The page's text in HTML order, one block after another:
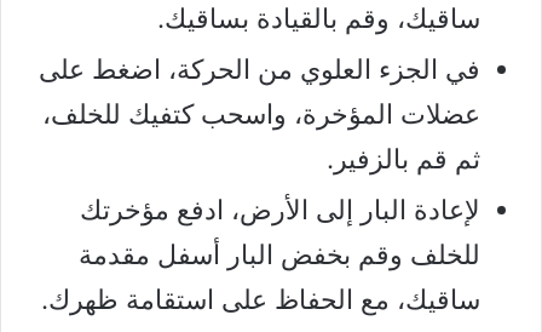
ساقيك، وقم بالقيادة بساقيك.
في الجزء العلوي من الحركة، اضغط على
عضلات المؤخرة، واسحب كتفيك للخلف،
ثم قم بالزفير.
لإعادة البار إلى الأرض، ادفع مؤخرتك
للخلف وقم بخفض البار أسفل مقدمة
ساقيك، مع الحفاظ على استقامة ظهرك.